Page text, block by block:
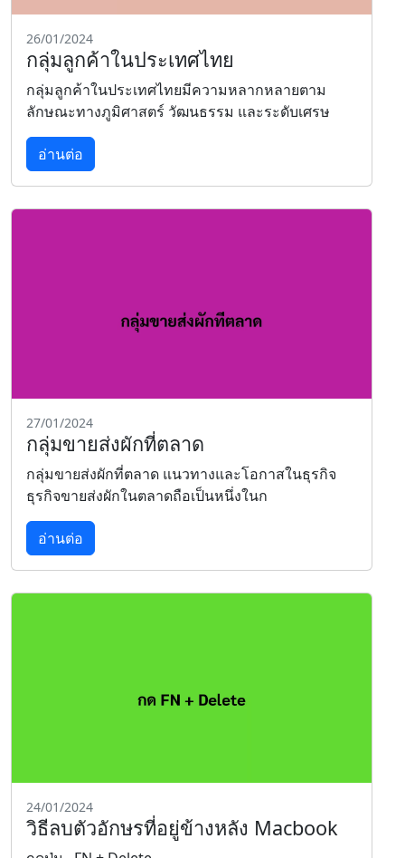
26/01/2024
กลุ่มลูกค้าในประเทศไทย
กลุ่มลูกค้าในประเทศไทยมีความหลากหลายตาม
ลักษณะทางภูมิศาสตร์ วัฒนธรรม และระดับเศรษ
อ่านต่อ
27/01/2024
กลุ่มขายส่งผักที่ตลาด
กลุ่มขายส่งผักที่ตลาด แนวทางและโอกาสในธุรกิจ
ธุรกิจขายส่งผักในตลาดถือเป็นหนึ่งในก
อ่านต่อ
24/01/2024
วิธีลบตัวอักษรที่อยู่ข้างหลัง Macbook